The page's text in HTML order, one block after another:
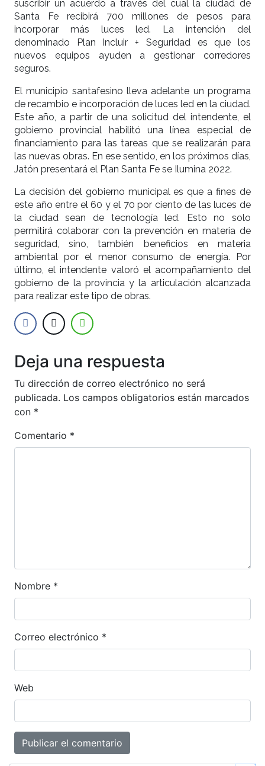
suscribir un acuerdo a través del cual la ciudad de
Santa Fe recibirá 700 millones de pesos para
incorporar más luces led. La intención del
denominado Plan Incluir + Seguridad es que los
nuevos equipos ayuden a gestionar corredores
seguros.
El municipio santafesino lleva adelante un programa
de recambio e incorporación de luces led en la ciudad.
Este año, a partir de una solicitud del intendente, el
gobierno provincial habilitó una línea especial de
financiamiento para las tareas que se realizarán para
las nuevas obras. En ese sentido, en los próximos días,
Jatón presentará el Plan Santa Fe se Ilumina 2022.
La decisión del gobierno municipal es que a fines de
este año entre el 60 y el 70 por ciento de las luces de
la ciudad sean de tecnología led. Esto no solo
permitirá colaborar con la prevención en materia de
seguridad, sino, también beneficios en materia
ambiental por el menor consumo de energía. Por
último, el intendente valoró el acompañamiento del
gobierno de la provincia y la articulación alcanzada
para realizar este tipo de obras.
Deja una respuesta
Tu dirección de correo electrónico no será
publicada. Los campos obligatorios están marcados
con *
Comentario *
Nombre *
Correo electrónico *
Web